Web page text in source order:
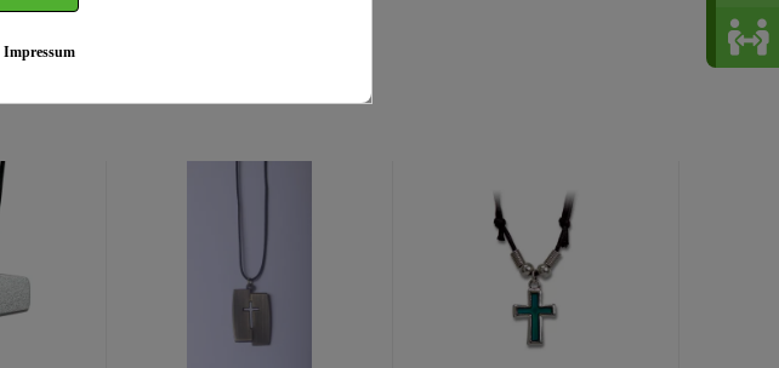
Impressum